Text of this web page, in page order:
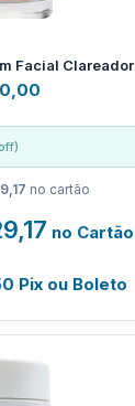
Facial Clareador
no cartão
no Cartão
Pix ou Boleto